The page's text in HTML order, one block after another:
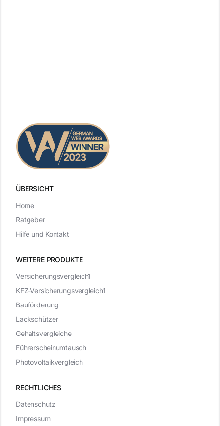
ÜBERSICHT
WEITERE PRODUKTE
RECHTLICHES
Datenschutz
Impressum
Versicherungsvergleich1
KFZ-Versicherungsvergleich1
Bauförderung
Lackschützer
Gehaltsvergleiche
Führerscheinumtausch
Photovoltaikvergleich
Home
Ratgeber
Hilfe und Kontakt